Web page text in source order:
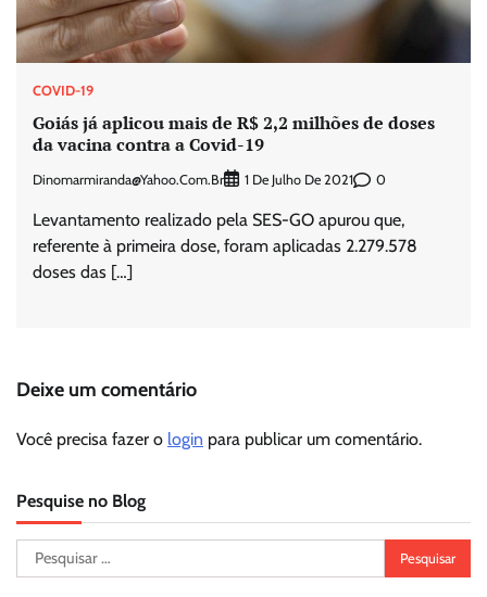
COVID-19
Goiás já aplicou mais de R$ 2,2 milhões de doses
da vacina contra a Covid-19
Dinomarmiranda@yahoo.com.br 1 De Julho De 2021 0
Levantamento realizado pela SES-GO apurou que,
referente à primeira dose, foram aplicadas 2.279.578
doses das […]
Deixe um comentário
Você precisa fazer o login para publicar um comentário.
Pesquise no Blog
Pesquisar
por: